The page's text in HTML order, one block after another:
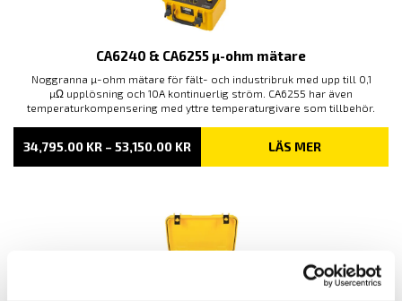
CA6240 & CA6255 µ-ohm mätare
Noggranna µ-ohm mätare för fält- och industribruk med upp till 0,1
µΩ upplösning och 10A kontinuerlig ström. CA6255 har även
temperaturkompensering med yttre temperaturgivare som tillbehör.
34,795.00 KR – 53,150.00 KRPRISINTERVALL:
TILL
LÄS MER